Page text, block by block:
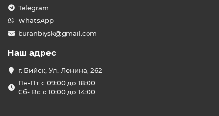
Telegram
WhatsApp
buranbiysk@gmail.com
Наш адрес
г. Бийск, Ул. Ленина, 262
Пн-Пт с 09:00 до 18:00
Сб- Вс с 10:00 до 14:00